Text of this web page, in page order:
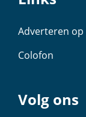
Adverteren
Colofon
Volg ons